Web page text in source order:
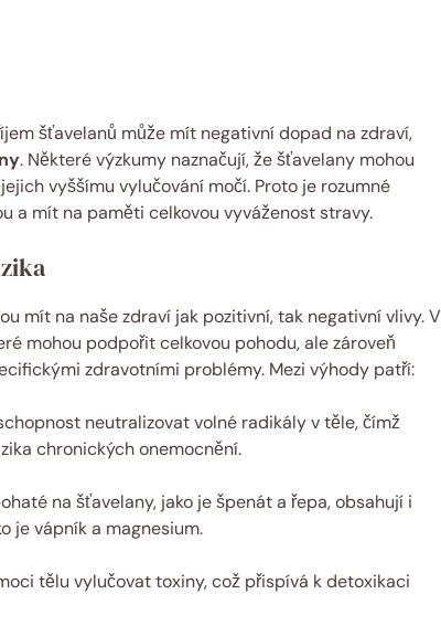
šťavelanů může mít negativní dopad na zdraví,
. Některé výzkumy naznačují, že šťavelany mohou
vyššímu vylučování močí. Proto je rozumné
a mít na paměti celkovou vyváženost stravy.
mít na naše zdraví jak pozitivní, tak negativní vlivy. V
mohou podpořit celkovou pohodu, ale zároveň
zdravotními problémy. Mezi výhody patří:
neutralizovat volné radikály v těle, čímž
chronických onemocnění.
na šťavelany, jako je špenát a řepa, obsahují i
je vápník a magnesium.
tělu vylučovat toxiny, což přispívá k detoxikaci